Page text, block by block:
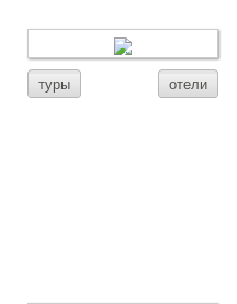
туры отели